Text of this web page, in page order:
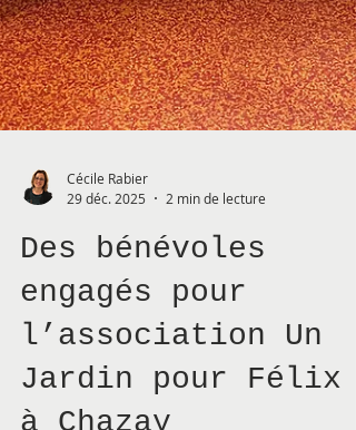
Cécile Rabier
29 déc. 2025
2 min de lecture
Des bénévoles
engagés pour
l’association Un